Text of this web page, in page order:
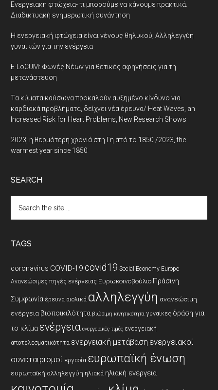
Ενεργειακή φτώχεια- τι μπορούμε να κάνουμε πρακτικά.
Διαδικτυακή ενημερωτική συνάντηση
Η ενεργειακή φτώχεια είναι γένους θηλυκού; Αλληλεγγύη
γυναικών για την ενέργεια
E-LoCUM: Φωνές Νέων για θετικές αφηγήσεις για τη
μετανάστευση
Tα κύματα καύσωνα προκαλούν αυξημένο κίνδυνο για
καρδιακά προβλήματα, δείχνει νέα έρευνα/ Heat Waves, an
Increased Risk for Heart Problems, New Research Shows
2023, η θερμότερη χρονιά στη Γη από το 1850 /2023, the
warmest year since 1850
SEARCH
the
TAGS
coronavirus COVID-19 covid19 Social Economy Europe
Ανανεώσιμες πηγές ενέργειας Ευρωκοινοβούλιο Πράσινη
Συμφωνία έρευνα αιολικά αλληλεγγύη ανανεώσιμη
ενέργεια βιοποικιλότητα βιώσιμη κινητικότητα γυναίκες δράση για
το κλίμαενέργεια ενεργειακές τιμές ενεργειακή
αποτελεσματικότητα ενεργειακή μετάβαση ενεργειακοί
συνεταιρισμοί εργασία ευρωπαϊκή ένωση
ευρωπαϊκή αλληλεγγύη ηλιακά ηλιακή ενέργεια